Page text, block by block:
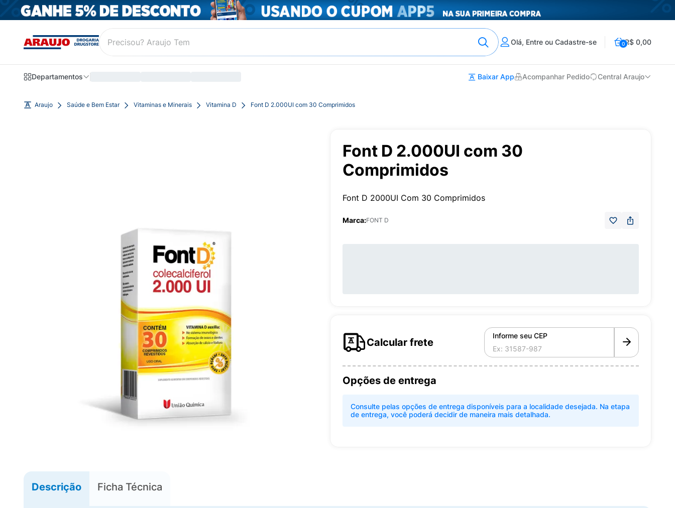
Olá, Entre ou Cadastre-se 0R$ 0,00
Departamentos Baixar App Acompanhar Pedido Central Araujo
Araujo Saúde e Bem Estar Vitaminas e Minerais Vitamina D Font D 2.000UI com 30 Comprimidos
Font D 2.000UI com 30
Comprimidos
Font D 2000UI Com 30 Comprimidos
Marca:FONT D
Calcular frete
Informe seu CEP
Opções de entrega
Consulte pelas opções de entrega disponíveis para a localidade desejada. Na etapa
de entrega, você poderá decidir de maneira mais detalhada.
Descrição Ficha Técnica